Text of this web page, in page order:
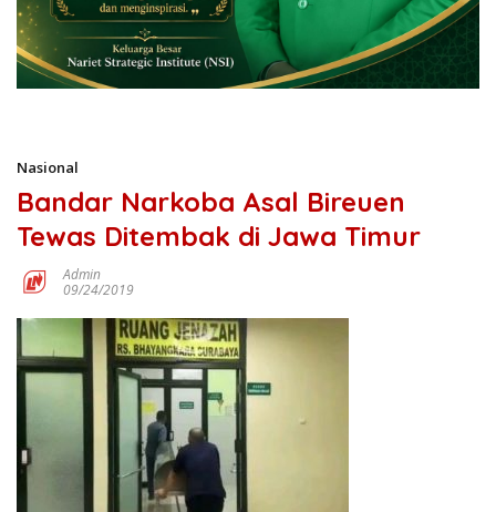
Nasional
Bandar Narkoba Asal Bireuen
Tewas Ditembak di Jawa Timur
Admin
09/24/2019